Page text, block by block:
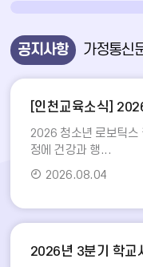
공지사항
[인천교육소식]
모집 안내
2026 청소년 로보틱스
정에 건강과 행...
2026.08.04
2026년 3분기 학교
가정통신